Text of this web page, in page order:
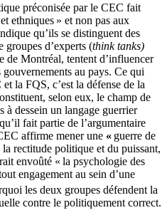
préconisée par le CEC fait
ethniques » et non pas aux
qu’ils se distinguent des
groupes d’experts (think tanks)
de Montréal, tentent d’influencer
au pays. Ce qui
la FQS, c’est la défense de la
selon eux, le champ de
à dessein un langage guerrier
fait partie de l’argumentaire
affirme mener une « guerre de
rectitude politique et du puissant,
envoûté « la psychologie des
engagement au sein d’une
les deux groupes défendent la
contre le politiquement correct.